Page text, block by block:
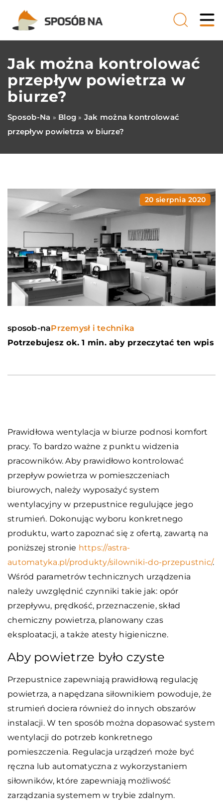
Jak można kontrolować
przepływ powietrza w
biurze?
Sposob-Na » Blog » Jak można kontrolować
przepływ powietrza w biurze?
20 sierpnia 2020
sposob-naPrzemysł i technika
Potrzebujesz ok. 1 min. aby przeczytać ten wpis
Prawidłowa wentylacja w biurze podnosi komfort
pracy. To bardzo ważne z punktu widzenia
pracowników. Aby prawidłowo kontrolować
przepływ powietrza w pomieszczeniach
biurowych, należy wyposażyć system
wentylacyjny w przepustnice regulujące jego
strumień. Dokonując wyboru konkretnego
produktu, warto zapoznać się z ofertą, zawartą na
poniższej stronie https://astra-
automatyka.pl/produkty/silowniki-do-przepustnic/.
Wśród parametrów technicznych urządzenia
należy uwzględnić czynniki takie jak: opór
przepływu, prędkość, przeznaczenie, skład
chemiczny powietrza, planowany czas
eksploatacji, a także atesty higieniczne.
Aby powietrze było czyste
Przepustnice zapewniają prawidłową regulację
powietrza, a napędzana siłownikiem powoduje, że
strumień dociera również do innych obszarów
instalacji. W ten sposób można dopasować system
wentylacji do potrzeb konkretnego
pomieszczenia. Regulacja urządzeń może być
ręczna lub automatyczna z wykorzystaniem
siłowników, które zapewniają możliwość
zarządzania systemem w trybie zdalnym.